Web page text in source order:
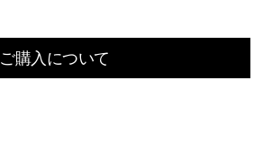
ご購入について